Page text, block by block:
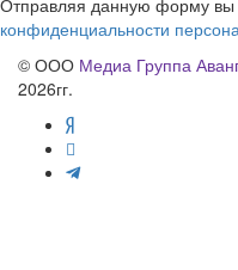
Отправляя данную форму вы
конфиденциальности
© ООО Медиа Группа
2026гг.